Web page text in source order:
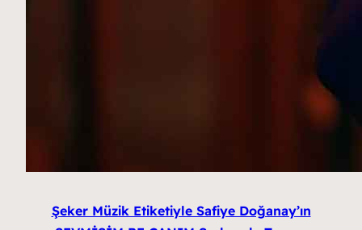
Şeker Müzik Etiketiyle Safiye Doğanay’ın